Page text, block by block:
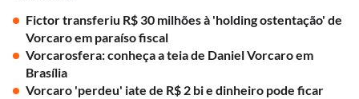
Fictor transferiu R$ 30 milhões à 'holding ostentação' de
Vorcaro em paraíso fiscal
Vorcarosfera: conheça a teia de Daniel Vorcaro em
Brasília
Vorcaro 'perdeu' iate de R$ 2 bi e dinheiro pode ficar